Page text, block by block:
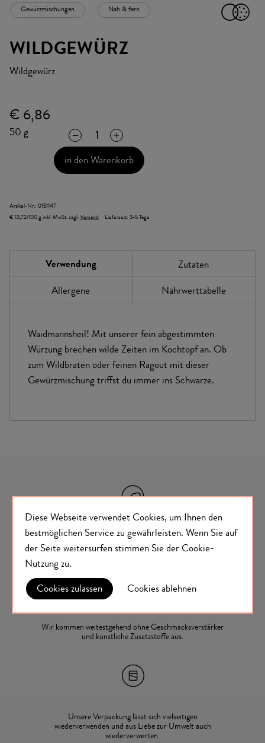
Diese Webseite verwendet Cookies, um Ihnen den
bestmöglichen Service zu gewährleisten. Wenn Sie auf
der Seite weitersurfen stimmen Sie der Cookie-
Nutzungzu.
Cookies zulassen
Cookies ablehnen
Gewürzmischungen Nah & fern ICON
WILDGEWÜRZ
Wildgewürz
€ 6,86
50 g
in den Warenkorb
Artikel-Nr.: 0151147
€ 13,72/100 g inkl. MwSt.zzgl.Versand Lieferzeit: 3-5 Tage
Verwendung
Waidmannsheil! Mit unserer fein abgestimmten
Würzung brechen wilde Zeiten im Kochtopf an. Ob
zum Wildbraten oder feinen Ragout mit dieser
Gewürzmischung triffst du immer ins Schwarze.
Zutaten
Allergene
Nährwerttabelle
Wir produzieren als österreichischer Familienbetrieb
Gewürzmischungen seit über 20 Jahren.
Wir kommen weitestgehend ohne Geschmacksverstärker
und künstliche Zusatzstoffe aus.
Unsere Verpackung lässt sich vielseitigen
wiederverwenden und aus Liebe zur Umwelt auch
wiederverwerten.